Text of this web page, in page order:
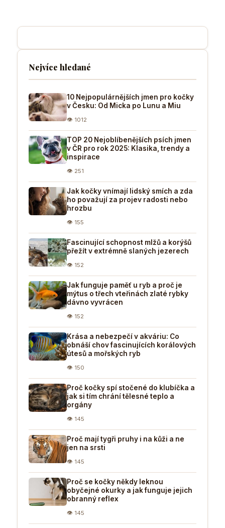
Nejvíce hledané
10 Nejpopulárnějších jmen pro kočky
v Česku: Od Micka po Lunu a Miu
👁 1012
TOP 20 Nejoblíbenějších psích jmen
v ČR pro rok 2025: Klasika, trendy a
inspirace
👁 251
Jak kočky vnímají lidský smích a zda
ho považují za projev radosti nebo
hrozbu
👁 155
Fascinující schopnost mlžů a korýšů
přežít v extrémně slaných jezerech
👁 152
Jak funguje paměť u ryb a proč je
mýtus o třech vteřinách zlaté rybky
dávno vyvrácen
👁 152
Krása a nebezpečí v akváriu: Co
obnáší chov fascinujících korálových
útesů a mořských ryb
👁 150
Proč kočky spí stočené do klubíčka a
jak si tím chrání tělesné teplo a
orgány
👁 145
Proč mají tygři pruhy i na kůži a ne
jen na srsti
👁 145
Proč se kočky někdy leknou
obyčejné okurky a jak funguje jejich
obranný reflex
👁 145